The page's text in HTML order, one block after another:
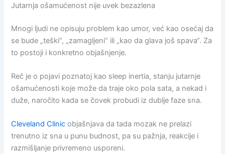
Jutarnja ošamućenost nije uvek bezazlena
Mnogi ljudi ne opisuju problem kao umor, već kao osećaj da
se bude „teški“, „zamagljeni“ ili „kao da glava još spava“. Za
to postoji i konkretno objašnjenje.
Reč je o pojavi poznatoj kao sleep inertia, stanju jutarnje
ošamućenosti koje može da traje oko pola sata, a nekad i
duže, naročito kada se čovek probudi iz dublje faze sna.
Cleveland Clinic objašnjava da tada mozak ne prelazi
trenutno iz sna u punu budnost, pa su pažnja, reakcije i
razmišljanje privremeno usporeni.